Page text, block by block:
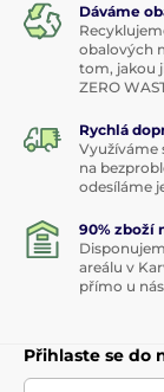
Dáváme
obalových
tom, jakou
ZERO
Rychlá
Využíváme
na
odesíláme
90% zboží
areálu v
přímo u
Přihlaste se do